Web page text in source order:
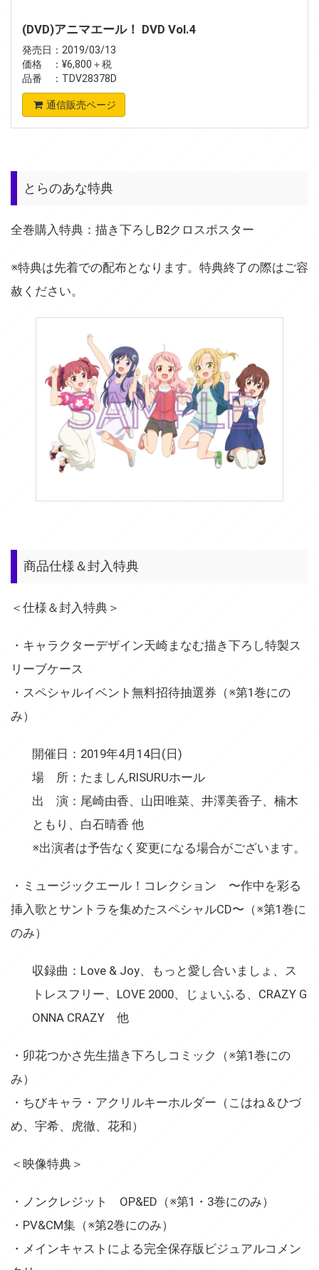
(DVD)アニマエール！ DVD Vol.4
発売日：2019/03/13
価格 ：¥6,800＋税
品番 ：TDV28378D
通信販売ページ
とらのあな特典
全巻購入特典：描き下ろしB2クロスポスター
※特典は先着での配布となります。特典終了の際はご容
赦ください。
商品仕様＆封入特典
＜仕様＆封入特典＞
・キャラクターデザイン天崎まなむ描き下ろし特製ス
リーブケース
・スペシャルイベント無料招待抽選券（※第1巻にの
み）
開催日：2019年4月14日(日)
場 所：たましんRISURUホール
出 演：尾崎由香、山田唯菜、井澤美香子、楠木
ともり、白石晴香 他
※出演者は予告なく変更になる場合がございます。
・ミュージックエール！コレクション 〜作中を彩る
挿入歌とサントラを集めたスペシャルCD〜（※第1巻に
のみ）
収録曲：Love & Joy、もっと愛し合いましょ、ス
トレスフリー、LOVE 2000、じょいふる、CRAZY G
ONNA CRAZY 他
・卯花つかさ先生描き下ろしコミック（※第1巻にの
み）
・ちびキャラ・アクリルキーホルダー（こはね＆ひづ
め、宇希、虎徹、花和）
＜映像特典＞
・ノンクレジット OP&ED（※第1・3巻にのみ）
・PV&CM集（※第2巻にのみ）
・メインキャストによる完全保存版ビジュアルコメン